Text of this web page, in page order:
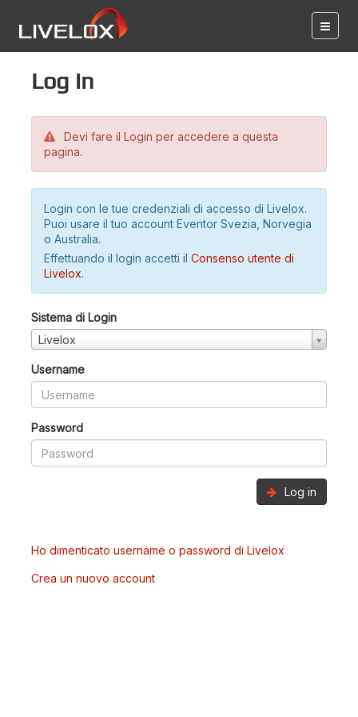
Log in
Devi fare il Login per accedere a questa
pagina.
Login con le tue credenziali di accesso di Livelox.
Puoi usare il tuo account Eventor Svezia, Norvegia
o Australia.
Effettuando il login accetti il Consenso utente di
Livelox.
Sistema di Login
Livelox
Username
Password
Log in
Ho dimenticato username o password di Livelox
Crea un nuovo account